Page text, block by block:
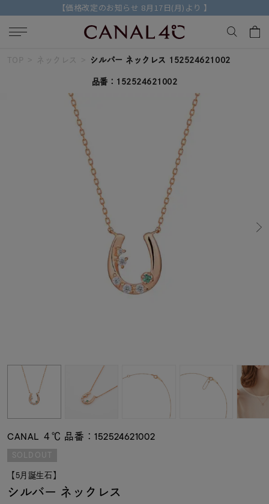
【価格改定のお知らせ 8月17日(月)より 】
キーワードで検索する
人気検索キーワード
#ダイヤモンド ネックレス
#エタニティ
誕生石
石の色
ファッションテイス
ト
TOP ネックレス シルバー ネックレス 152524621002
品番：152524621002
CANAL ４℃ 品番：152524621002
SOLDOUT
【5月誕生石】
シルバー ネックレス